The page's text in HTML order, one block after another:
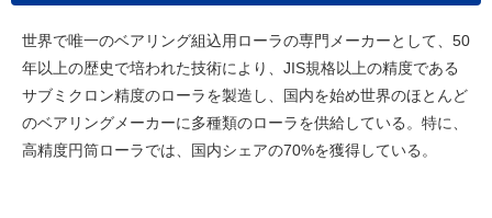
世界で唯一のベアリング組込用ローラの専門メーカーとして、50
年以上の歴史で培われた技術により、JIS規格以上の精度である
サブミクロン精度のローラを製造し、国内を始め世界のほとんど
のベアリングメーカーに多種類のローラを供給している。特に、
高精度円筒ローラでは、国内シェアの70%を獲得している。